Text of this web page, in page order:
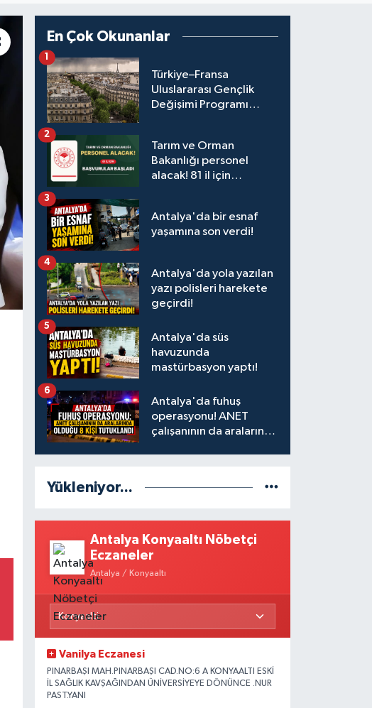
En Çok Okunanlar
Türkiye–Fransa
Uluslararası Gençlik
Değişimi Programı
1
Tarım ve Orman
Bakanlığı personel
alacak! 81 il için
2
Antalya'da bir esnaf
yaşamına son verdi!
3
Antalya'da yola yazılan
yazı polisleri harekete
geçirdi!
4
Antalya'da süs
havuzunda
mastürbasyon yaptı!
5
Antalya'da fuhuş
operasyonu! ANET
çalışanının da aralarında
6
Yükleniyor...
Antalya Konyaaltı Nöbetçi
Eczaneler
Antalya / Konyaaltı
Vanilya Eczanesi
PINARBAŞI MAH.PINARBAŞI CAD.NO:6 A KONYAALTI ESKİ
İL SAĞLIK KAVŞAĞINDAN ÜNİVERSİYEYE DÖNÜNCE .NUR
PAST.YANI